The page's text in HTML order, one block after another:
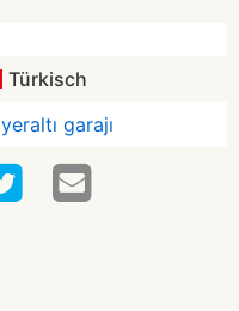
Türkisch
yeraltı garajı